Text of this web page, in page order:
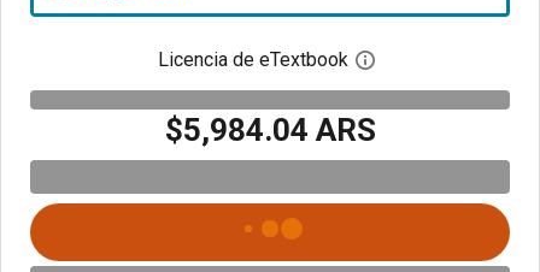
Licencia de eTextbook Abre el cuadro de
$5,984.04 ARS